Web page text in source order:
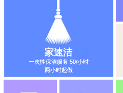
家速洁
一次性保洁服务 50/小时
两小时起做